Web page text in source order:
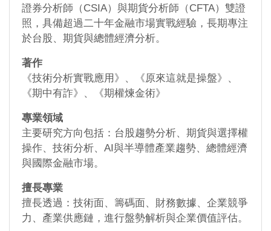
證券分析師（CSIA）與期貨分析師（CFTA）雙證
照，具備超過二十年金融市場實戰經驗，長期專注
於台股、期貨與總體經濟分析。
著作
《技術分析實戰應用》、《原來這就是操盤》、
《期中有詐》、《期權煉金術》
專業領域
主要研究方向包括：台股趨勢分析、期貨與選擇權
操作、技術分析、AI與半導體產業趨勢、總體經濟
與國際金融市場。
擅長專業
擅長透過：技術面、籌碼面、財務數據、企業競爭
力、產業供應鏈，進行盤勢解析與企業價值評估。